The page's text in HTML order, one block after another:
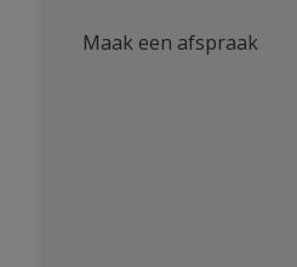
Maak een afspraak